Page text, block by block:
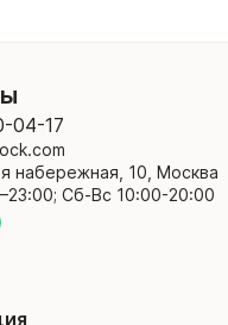
04-17
набережная, 10, Москва
Сб-Вс 10:00-20:00